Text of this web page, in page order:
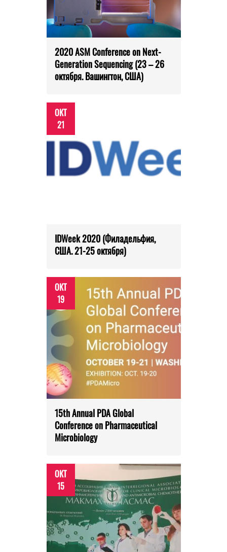
2020 ASM Conference on Next-
Generation Sequencing (23 – 26
октября. Вашингтон, США)
ОКТ
21
IDWeek 2020 (Филадельфия,
США. 21-25 октября)
ОКТ
19
15th Annual PDA Global
Conference on Pharmaceutical
Microbiology
ОКТ
15